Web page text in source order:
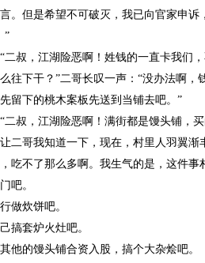
。但是希望不可破灭，我已向官家申
”
二叔，江湖险恶啊！姓钱的一直卡我们
往下干？”二哥长叹一声：“没办法啊
留下的桃木案板先送到当铺去吧。”
二叔，江湖险恶啊！满街都是馒头铺，
二哥我知道一下，现在，村里人羽翼
吃不了那么多啊。我生气的是，这件
吧。
做炊饼吧。
搞套炉火灶吧。
他的馒头铺合资入股，搞个大杂烩吧。